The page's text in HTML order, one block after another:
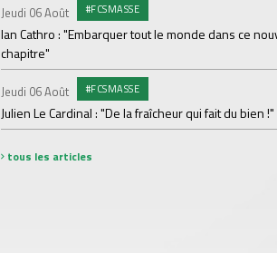
Jeudi 06 Août #FCSMASSE
Ian Cathro : "Embarquer tout le monde dans ce
chapitre"
Jeudi 06 Août #FCSMASSE
Julien Le Cardinal : "De la fraîcheur qui fait du bien !"
tous les articles